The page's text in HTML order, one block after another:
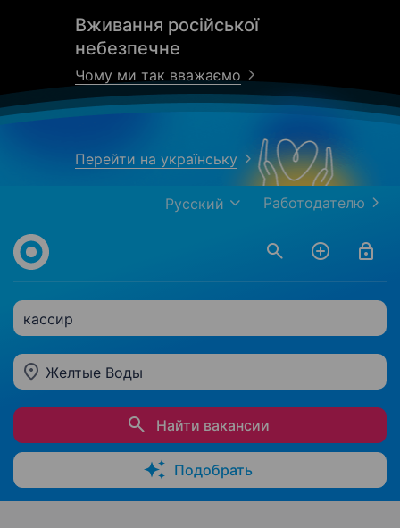
Вживання російської
небезпечне
Чому ми так вважаємо
Перейти на українську
Работодателю
Русский
кассир
Желтые Воды
Найти вакансии
Подобрать